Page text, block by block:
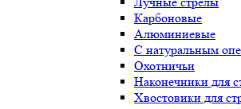
Карбоновые
Алюминиевые
С натуральным
Охотничьи
Наконечники для
Хвостовики для